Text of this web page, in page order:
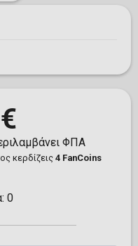
ΦΠΑ
κερδίζεις4 FanCoins
0